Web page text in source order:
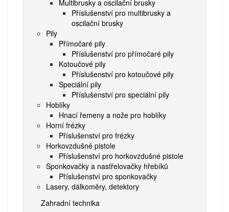
Multibrusky a oscilační brusky
Příslušenství pro multibrusky a
oscilační brusky
Pily
Přímočaré pily
Příslušenství pro přímočaré pily
Kotoučové pily
Příslušenství pro kotoučové pily
Speciální pily
Příslušenství pro speciální pily
Hoblíky
Hnací řemeny a nože pro hoblíky
Horní frézky
Příslušenství pro frézky
Horkovzdušné pistole
Příslušenství pro horkovzdušné pistole
Sponkovačky a nastřelovačky hřebíků
Příslušenství pro sponkovačky
Lasery, dálkoměry, detektory
Zahradní technika